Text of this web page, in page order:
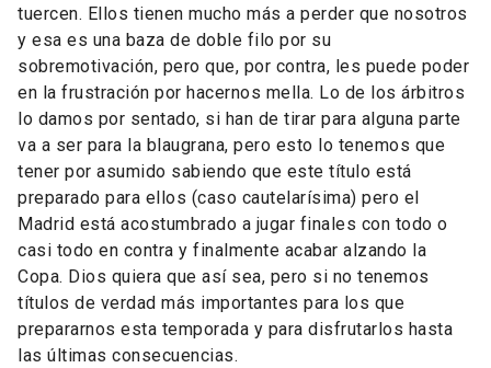
tuercen. Ellos tienen mucho más a perder que nosotros
y esa es una baza de doble filo por su
sobremotivación, pero que, por contra, les puede poder
en la frustración por hacernos mella. Lo de los árbitros
lo damos por sentado, si han de tirar para alguna parte
va a ser para la blaugrana, pero esto lo tenemos que
tener por asumido sabiendo que este título está
preparado para ellos (caso cautelarísima) pero el
Madrid está acostumbrado a jugar finales con todo o
casi todo en contra y finalmente acabar alzando la
Copa. Dios quiera que así sea, pero si no tenemos
títulos de verdad más importantes para los que
prepararnos esta temporada y para disfrutarlos hasta
las últimas consecuencias.